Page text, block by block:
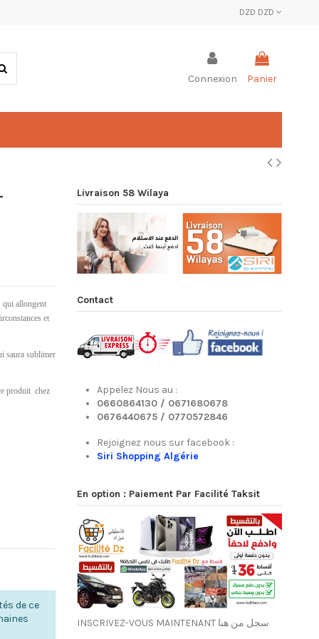
DZD DZD
Connexion Panier
qui allongent
et
saura sublimer
produit chez
de ce
Livraison 58 Wilaya
Contact
Appelez Nous au :
0660864130 / 0671680678
0676440675 / 0770572846
Rejoignez nous sur facebook :
Siri Shopping Algérie
En option : Paiement Par Facilité Taksit
INSCRIVEZ-VOUS MAINTENANT سجل من هنا